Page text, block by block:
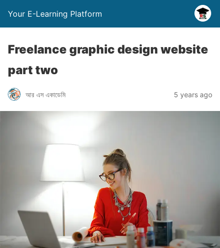
Your E-Learning Platform
Freelance graphic design website
part two
আর এস একাডেমি 5 years ago